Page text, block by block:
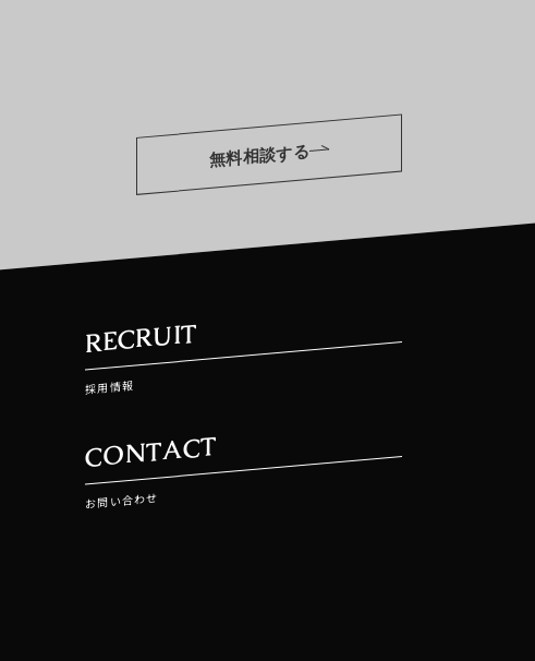
無料相談する
RECRUIT
採用情報
CONTACT
お問い合わせ